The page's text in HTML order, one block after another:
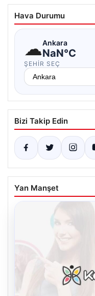
Hava Durumu
☁Ankara
NaN°C
ŞEHIR SEÇ
Bizi Takip Edin
Yan Manşet